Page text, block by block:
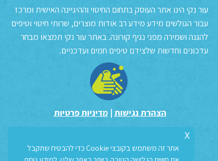
עור נקי הינו אתר העוסק בתחום החיטוי וההיגיינה האישית ומרכז
עבור הגולשים מידע מידע רב אודות מוצרים, שרותי חיטוי וטיפים
להגנה ושמירה מפני נגיף קורונה. באתר עור נקי תמצאו מבחר
עדכונים וחדשות שלצידם טיפים חמים ועדכניים.
הצהרת נגישות | מדיניות פרטיות
אתר זה משתמש בקובצי Cookie כדי להבטיח שתקבל
x